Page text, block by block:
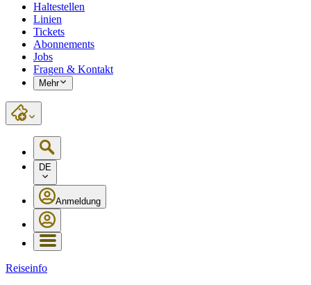
Haltestellen
Linien
Tickets
Abonnements
Jobs
Fragen & Kontakt
Mehr
DE
Anmeldung
Reiseinfo